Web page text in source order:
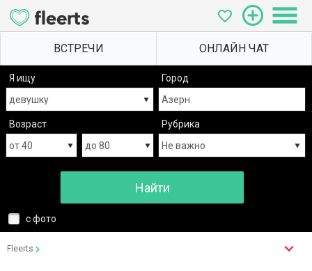
Я ищу Город
Возраст Рубрика
с фото
Fleerts